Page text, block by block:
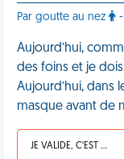
Par goutte au nez
Aujourd’hui,
des foins et je
Aujourd’hui, dans
masque avant de
JE VALIDE, C'EST UNE VDM